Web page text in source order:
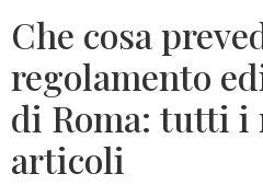
Che cosa
regolamento
di Roma: tutti i
articoli